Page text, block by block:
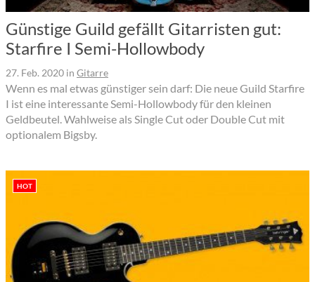
Günstige Guild gefällt Gitarristen gut:
Starfire I Semi-Hollowbody
27. Feb. 2020 in Gitarre
Wenn es mal etwas günstiger sein darf: Die neue Guild Starfire
I ist eine interessante Semi-Hollowbody für den kleinen
Geldbeutel. Wahlweise als Single Cut oder Double Cut mit
optionalem Bigsby.
HOT